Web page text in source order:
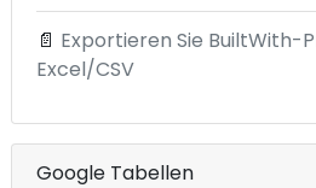
📄 Exportieren Sie BuiltWith-
Excel/CSV
Google Tabellen